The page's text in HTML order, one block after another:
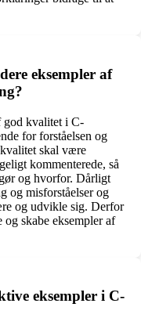
eksempler af
god kvalitet i C-
for forståelsen og
skal være
kommenterede, så
og hvorfor. Dårligt
og misforståelser og
og udvikle sig. Derfor
skabe eksempler af
eksempler i C-